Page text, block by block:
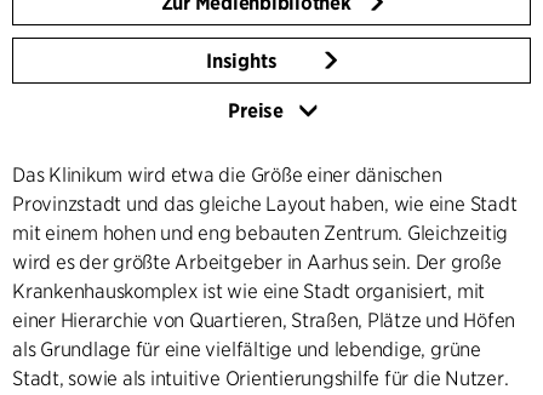
Insights
Preise
Das Klinikum wird etwa die Größe einer dänischen
Provinzstadt und das gleiche Layout haben, wie eine Stadt
mit einem hohen und eng bebauten Zentrum. Gleichzeitig
wird es der größte Arbeitgeber in Aarhus sein. Der große
Krankenhauskomplex ist wie eine Stadt organisiert, mit
einer Hierarchie von Quartieren, Straßen, Plätze und Höfen
als Grundlage für eine vielfältige und lebendige, grüne
Stadt, sowie als intuitive Orientierungshilfe für die Nutzer.